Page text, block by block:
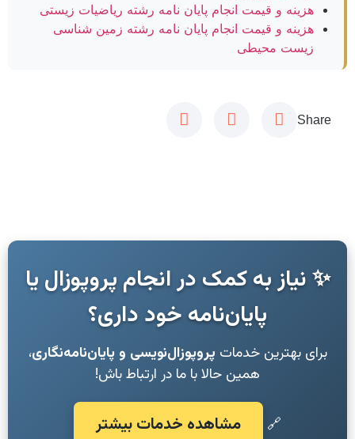
هزینه و قیمت انجام پایان نامه رشته ریاضیات زیستی
هزینه و قیمت انجام پایان نامه رشته زمین شناسی
زیست محیطی
Share
✨ نیاز به کمک در انجام پروپوزال یا
پایان‌نامه خود داری؟
برای بهترین خدمات پروپوزال‌نویسی و پایان‌نامه‌نگاری،
همین حالا با ما در ارتباط باش!
🔗 مشاهده خدمات بیشتر